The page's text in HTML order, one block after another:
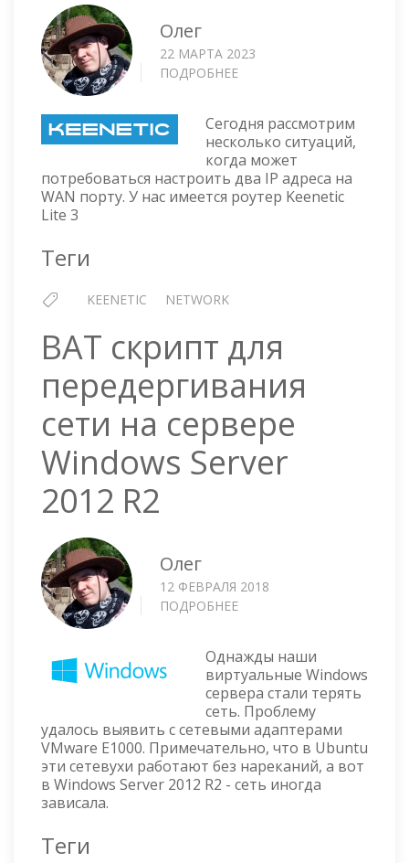
Олег
22 МАРТА 2023
ПОДРОБНЕЕ
3
—
ДОБАВЛЯЕМ
ВТОРОЙ
IP
Сегодня рассмотрим
несколько ситуаций,
когда может
потребоваться настроить два IP адреса на
WAN порту. У нас имеется роутер Keenetic
Lite 3
Теги
KEENETIC NETWORK
BAT скрипт для
передергивания
сети на сервере
Windows Server
2012 R2
Олег
12 ФЕВРАЛЯ 2018
ПОДРОБНЕЕ
ДЛЯ
ПЕРЕДЕРГИВАНИЯ
СЕТИ
НА
СЕРВЕРЕ
WINDOWS
SERVER
Однажды наши
виртуальные Windows
сервера стали терять
сеть. Проблему
удалось выявить с сетевыми адаптерами
VMware E1000. Примечательно, что в Ubuntu
эти сетевухи работают без нареканий, а вот
в Windows Server 2012 R2 - сеть иногда
зависала.
Теги